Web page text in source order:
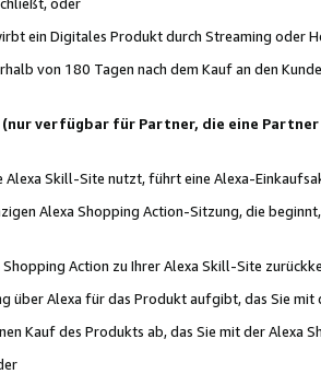
ein Digitales Produkt durch Streaming oder
von 180 Tagen nach dem Kauf an den
verfügbar für Partner, die eine
Skill-Site nutzt, führt eine Alexa-
Alexa Shopping Action-Sitzung, die
Action zu Ihrer Alexa Skill-Site
über Alexa für das Produkt aufgibt, das Sie mit
Kauf des Produkts ab, das Sie mit der Alexa